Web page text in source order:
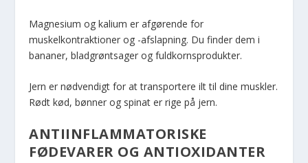
Magnesium og kalium er afgørende for
muskelkontraktioner og -afslapning. Du finder dem i
bananer, bladgrøntsager og fuldkornsprodukter.
Jern er nødvendigt for at transportere ilt til dine muskler.
Rødt kød, bønner og spinat er rige på jern.
ANTIINFLAMMATORISKE
FØDEVARER OG ANTIOXIDANTER